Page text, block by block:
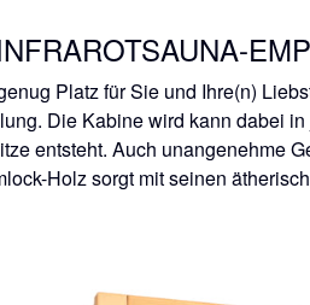
Platz für Sie und Ihre(n)
Die Kabine wird kann dabei
entsteht. Auch unangenehme
Holz sorgt mit seinen